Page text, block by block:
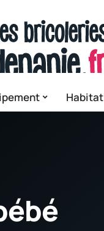
Habitat